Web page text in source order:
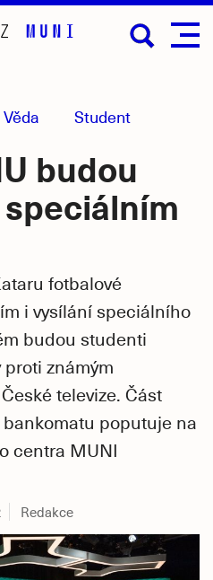
Věda Student
budou
fotbalové
i vysílání speciálního
budou studenti
známým
televize. Část
poputuje na
centra MUNI
Redakce